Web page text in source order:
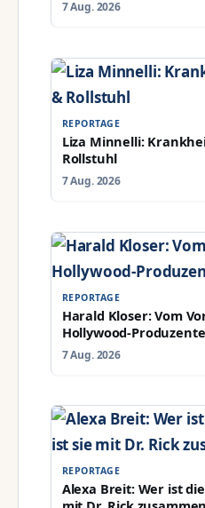
7 Aug. 2026
REPORTAGE
Liza Minnelli:
Rollstuhl
7 Aug. 2026
REPORTAGE
Harald Kloser: Vom
Hollywood-
7 Aug. 2026
REPORTAGE
Alexa Breit: Wer ist